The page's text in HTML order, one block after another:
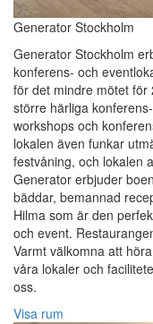
Generator Stockholm
Generator Stockholm
konferens- och
för det mindre mötet
större härliga
workshops och
lokalen även funkar
festvåning, och lokalen
Generator erbjuder
bäddar, bemannad
Hilma som är den
och event.
Varmt välkomna att
våra lokaler och
oss.
Visa rum